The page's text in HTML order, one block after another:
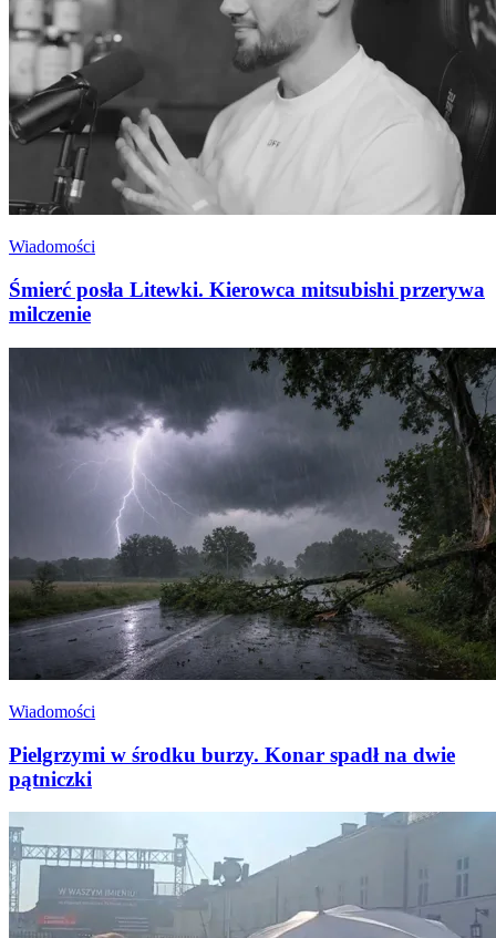
Wiadomości
Śmierć posła Litewki. Kierowca mitsubishi przerywa
milczenie
Wiadomości
Pielgrzymi w środku burzy. Konar spadł na dwie
pątniczki